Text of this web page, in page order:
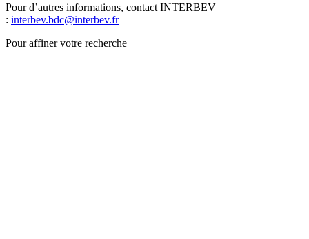
Pour d’autres informations, contact INTERBEV
: interbev.bdc@interbev.fr
Pour affiner votre recherche